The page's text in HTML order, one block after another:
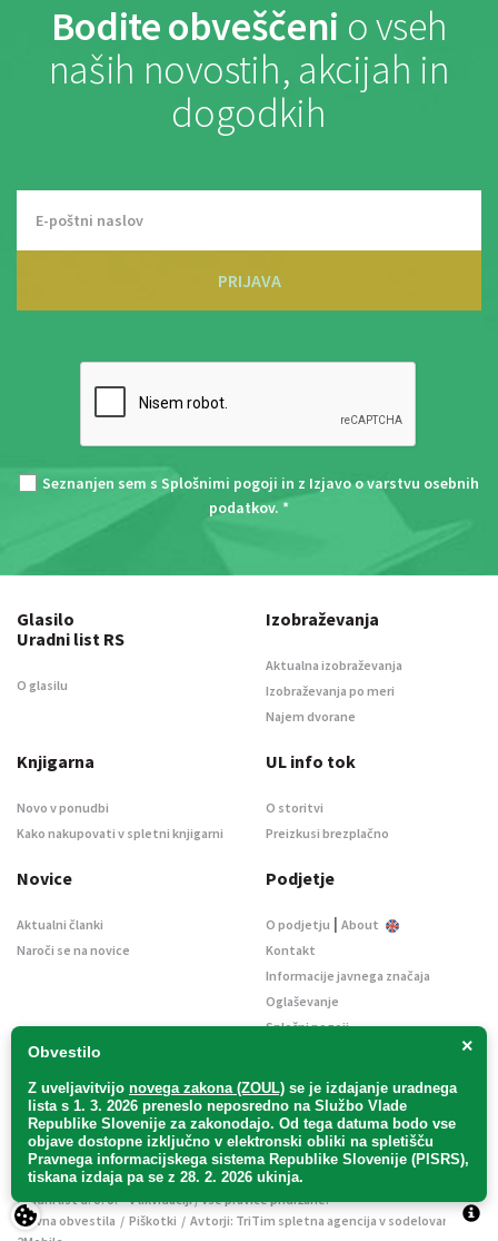
Bodite obveščeni o vseh
naših novostih, akcijah in
dogodkih
PRIJAVA
Seznanjen sem s Splošnimi pogoji in z Izjavo o varstvu osebnih
podatkov. *
×
Obvestilo
Z uveljavitvijo novega zakona (ZOUL) se je izdajanje uradnega
lista s 1. 3. 2026 preneslo neposredno na Službo Vlade
Republike Slovenije za zakonodajo. Od tega datuma bodo vse
objave dostopne izključno v elektronski obliki na spletišču
Pravnega informacijskega sistema Republike Slovenije (PISRS),
tiskana izdaja pa se z 28. 2. 2026 ukinja.
Glasilo
Uradni list RS
O glasilu
Izobraževanja
Aktualna izobraževanja
Izobraževanja po meri
Najem dvorane
Knjigarna
Novo v ponudbi
Kako nakupovati v spletni knjigarni
UL info tok
O storitvi
Preizkusi brezplačno
Novice
Aktualni članki
Naroči se na novice
Podjetje
O podjetju
About
Kontakt
Informacije javnega značaja
Oglaševanje
Splošni pogoji
Izjava o varstvu osebnih podatkov
E-dražbe
Uradni list d. o. o. – v likvidaciji / Vse pravice pridržane.
Pravna obvestila / Piškotki / Avtorji: TriTim spletna agencija v sodelovanju z